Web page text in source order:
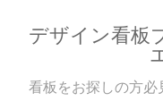
コンテンツへスキップ
デザイン看板
看板をお探しの方